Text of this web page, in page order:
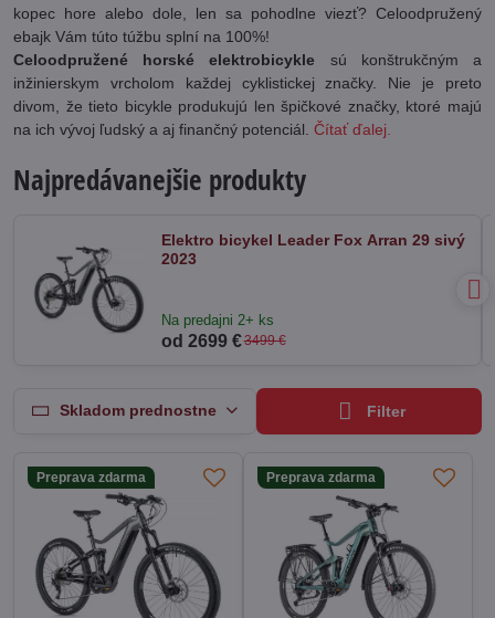
kopec hore alebo dole, len sa pohodlne viezť? Celoodpružený
ebajk Vám túto túžbu splní na 100%!
Celoodpružené horské elektrobicykle sú konštrukčným a
inžinierskym vrcholom každej cyklistickej značky. Nie je preto
divom, že tieto bicykle produkujú len špičkové značky, ktoré majú
na ich vývoj ľudský a aj finančný potenciál. Čítať ďalej.
Najpredávanejšie produkty
Elektro bicykel Leader Fox Arran 29 sivý
2023
Na predajni 2+ ks
od 2699 €3499 €
Skladom prednostne Filter
Preprava zdarma Preprava zdarma